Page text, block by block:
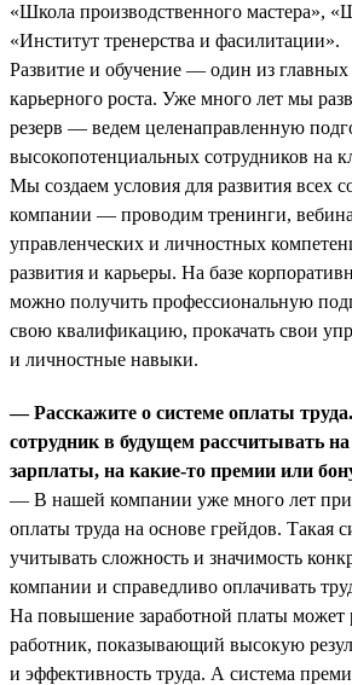
«Школа производственного мастера»,
«Институт тренерства и фасилитации».
Развитие и обучение — один из главных
карьерного роста. Уже много лет мы
резерв — ведем целенаправленную
высокопотенциальных сотрудников на
Мы создаем условия для развития всех
компании — проводим тренинги,
управленческих и личностных
развития и карьеры. На базе
можно получить профессиональную
свою квалификацию, прокачать свои
и личностные навыки.
— Расскажите о системе оплаты
сотрудник в будущем рассчитывать
зарплаты, на какие-то премии или
— В нашей компании уже много лет
оплаты труда на основе грейдов. Такая
учитывать сложность и значимость
компании и справедливо оплачивать
На повышение заработной платы может
работник, показывающий высокую
и эффективность труда. А система